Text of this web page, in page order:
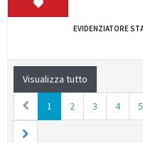
EVIDENZIATORE
Visualizza tutto
1 2 3 4 5